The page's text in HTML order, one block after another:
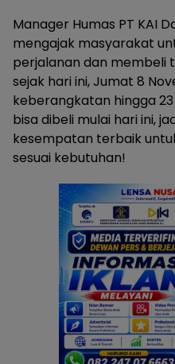
Manager Humas PT KAI
mengajak masyarakat
perjalanan dan membeli
sejak hari ini, Jumat 8
keberangkatan hingga
bisa dibeli mulai hari ini,
kesempatan terbaik
sesuai kebutuhan!